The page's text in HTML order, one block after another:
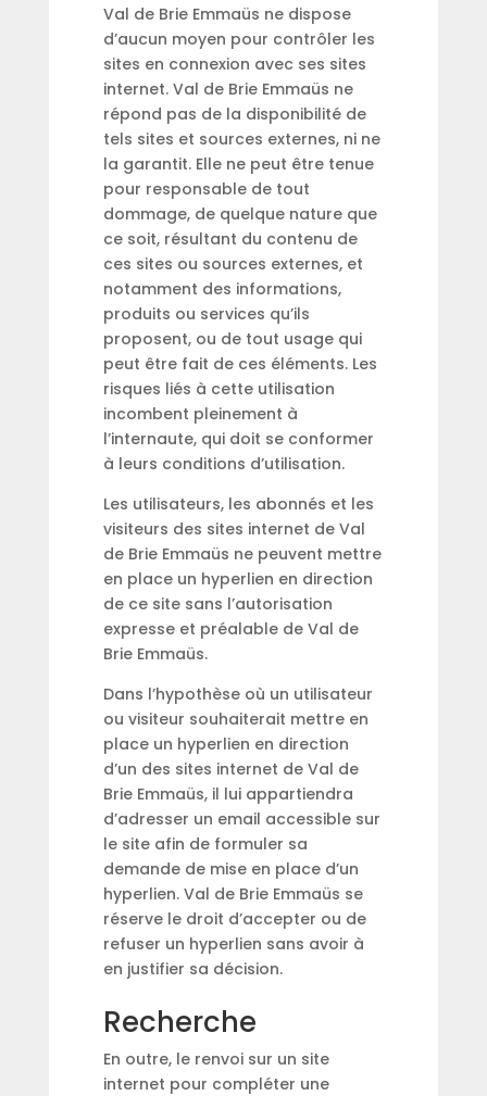
Val de Brie Emmaüs ne dispose
d’aucun moyen pour contrôler les
sites en connexion avec ses sites
internet. Val de Brie Emmaüs ne
répond pas de la disponibilité de
tels sites et sources externes, ni ne
la garantit. Elle ne peut être tenue
pour responsable de tout
dommage, de quelque nature que
ce soit, résultant du contenu de
ces sites ou sources externes, et
notamment des informations,
produits ou services qu’ils
proposent, ou de tout usage qui
peut être fait de ces éléments. Les
risques liés à cette utilisation
incombent pleinement à
l’internaute, qui doit se conformer
à leurs conditions d’utilisation.
Les utilisateurs, les abonnés et les
visiteurs des sites internet de Val
de Brie Emmaüs ne peuvent mettre
en place un hyperlien en direction
de ce site sans l’autorisation
expresse et préalable de Val de
Brie Emmaüs.
Dans l’hypothèse où un utilisateur
ou visiteur souhaiterait mettre en
place un hyperlien en direction
d’un des sites internet de Val de
Brie Emmaüs, il lui appartiendra
d’adresser un email accessible sur
le site afin de formuler sa
demande de mise en place d’un
hyperlien. Val de Brie Emmaüs se
réserve le droit d’accepter ou de
refuser un hyperlien sans avoir à
en justifier sa décision.
Recherche
En outre, le renvoi sur un site
internet pour compléter une